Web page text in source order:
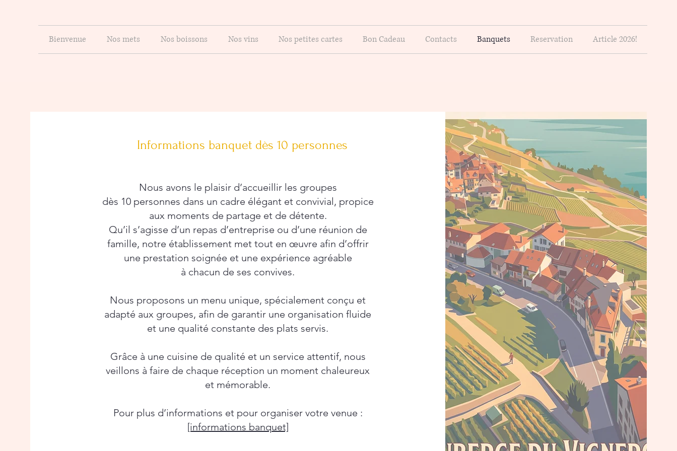
Bienvenue Nos mets Nos boissons Nos vins Nos petites cartes Bon Cadeau Contacts Banquets Reservation Article 2026!
Informations banquet dès 10 personnes
Nous avons le plaisir d’accueillir les groupes
dès 10 personnes dans un cadre élégant et convivial, propice
aux moments de partage et de détente.
Qu’il s’agisse d’un repas d’entreprise ou d’une réunion de
famille, notre établissement met tout en œuvre afin d’offrir
une prestation soignée et une expérience agréable
à chacun de ses convives.
Nous proposons un menu unique, spécialement conçu et
adapté aux groupes, afin de garantir une organisation fluide
et une qualité constante des plats servis.
Grâce à une cuisine de qualité et un service attentif, nous
veillons à faire de chaque réception un moment chaleureux
et mémorable.
Pour plus d’informations et pour organiser votre venue :
[informations banquet]